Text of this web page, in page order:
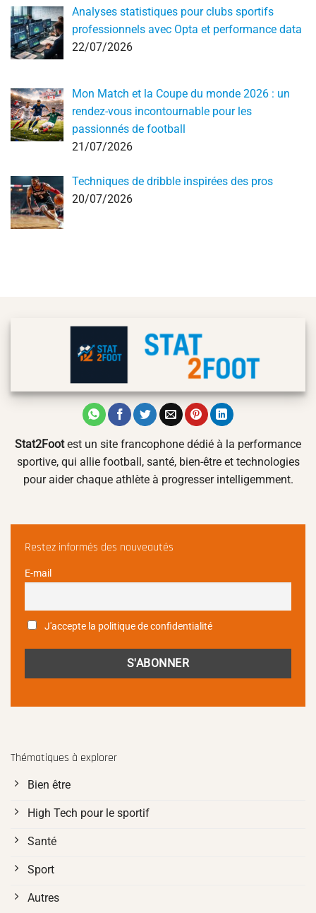
Analyses statistiques pour clubs sportifs
professionnels avec Opta et performance data
22/07/2026
Mon Match et la Coupe du monde 2026 : un
rendez-vous incontournable pour les
passionnés de football
21/07/2026
Techniques de dribble inspirées des pros
20/07/2026
Stat2Footest un site francophone dédié à la performance
sportive, qui allie football, santé, bien-être et technologies
pour aider chaque athlète à progresser intelligemment.
Restez informés des nouveautés
E-mail
J'accepte la politique de confidentialité
Thématiques à explorer
Bien être
High Tech pour le sportif
Santé
Sport
Autres